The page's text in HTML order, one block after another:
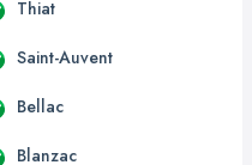
Thiat
Saint-Auvent
Bellac
Blanzac